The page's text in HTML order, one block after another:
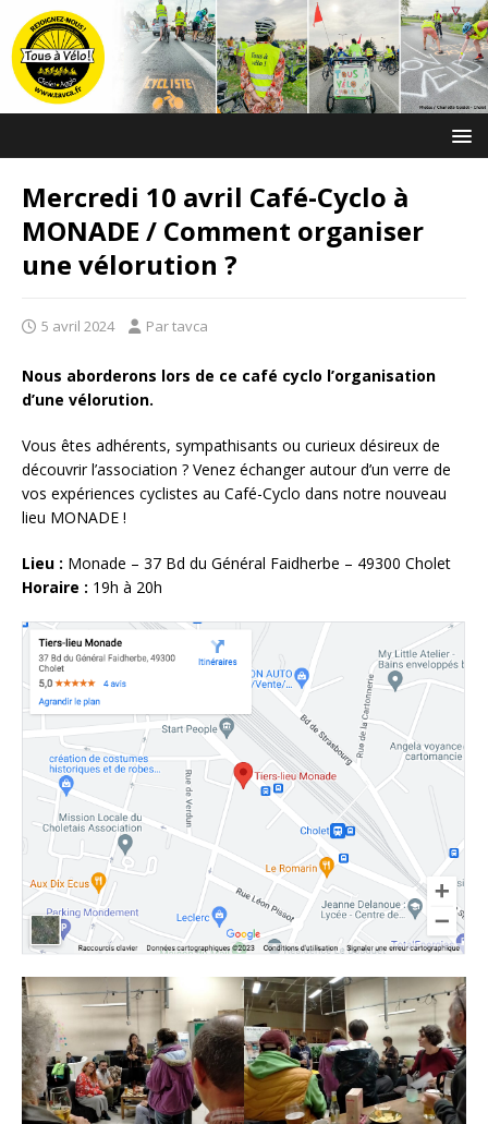
Mercredi 10 avril Café-Cyclo à
MONADE / Comment organiser
une vélorution ?
5 avril 2024 Par tavca
Nous aborderons lors de ce café cyclo l’organisation
d’une vélorution.
Vous êtes adhérents, sympathisants ou curieux désireux de
découvrir l’association ? Venez échanger autour d’un verre de
vos expériences cyclistes au Café-Cyclo dans notre nouveau
lieu MONADE !
Lieu : Monade – 37 Bd du Général Faidherbe – 49300 Cholet
Horaire : 19h à 20h